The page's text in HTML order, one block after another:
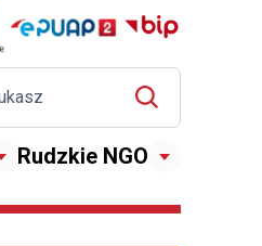
Rudzkie NGO